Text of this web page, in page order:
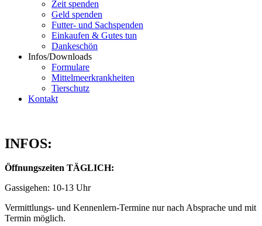
Zeit spenden
Geld spenden
Futter- und Sachspenden
Einkaufen & Gutes tun
Dankeschön
Infos/Downloads
Formulare
Mittelmeerkrankheiten
Tierschutz
Kontakt
INFOS:
Öffnungszeiten TÄGLICH:
Gassigehen: 10-13 Uhr
Vermittlungs- und Kennenlern-Termine nur nach Absprache und mit
Termin möglich.